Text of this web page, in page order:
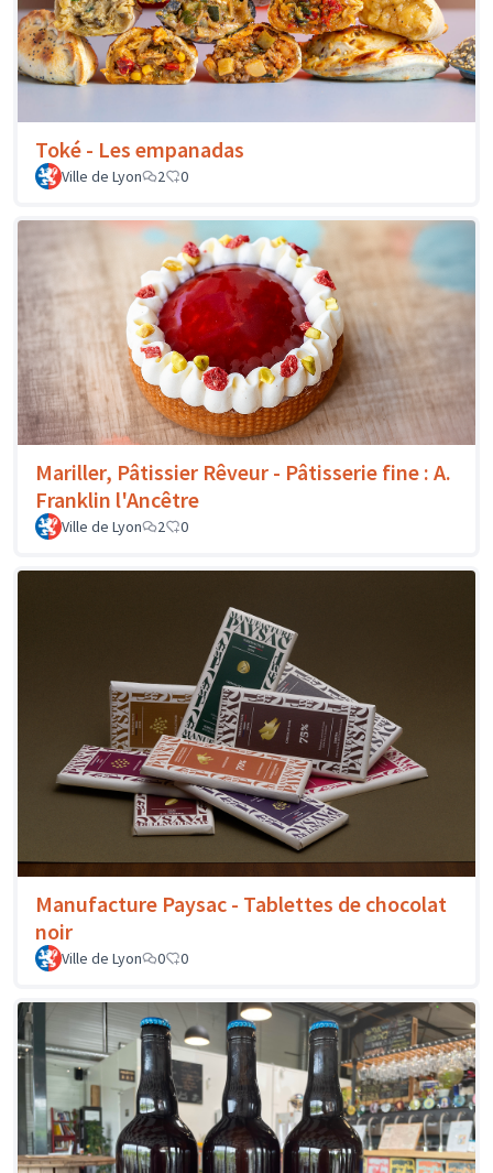
Toké - Les empanadas
Ville de Lyon 2 0
Mariller, Pâtissier Rêveur - Pâtisserie fine : A.
Franklin l'Ancêtre
Ville de Lyon 2 0
Manufacture Paysac - Tablettes de chocolat
noir
Ville de Lyon 0 0